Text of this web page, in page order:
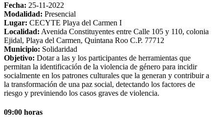
Fecha: 25-11-2022
Modalidad: Presencial
Lugar: CECYTE Playa del Carmen I
Localidad: Avenida Constituyentes entre Calle 105 y 110, colonia
Ejidal, Playa del Carmen, Quintana Roo C.P. 77712
Municipio: Solidaridad
Objetivo: Dotar a las y los participantes de herramientas que
permitan la identificación de la violencia de género para incidir
socialmente en los patrones culturales que la generan y contribuir a
la transformación de una paz social, detectando los factores de
riesgo y previniendo los casos graves de violencia.
09:00 horas